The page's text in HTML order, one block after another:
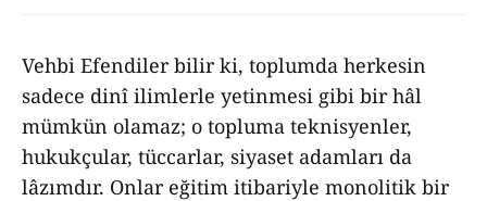
Vehbi Efendiler bilir ki, toplumda herkesin
sadece dinî ilimlerle yetinmesi gibi bir hâl
mümkün olamaz; o topluma teknisyenler,
hukukçular, tüccarlar, siyaset adamları da
lâzımdır. Onlar eğitim itibariyle monolitik bir